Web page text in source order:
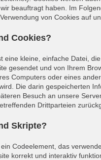
beauftragt haben. Im
von Cookies auf
Cookies?
eine kleine, einfache Datei,
gesendet und von Ihrem
Computers oder eines
Die darin gespeicherten
Besuch an unsere
Drittparteien
Skripte?
Codeelement, das
korrekt und interaktiv